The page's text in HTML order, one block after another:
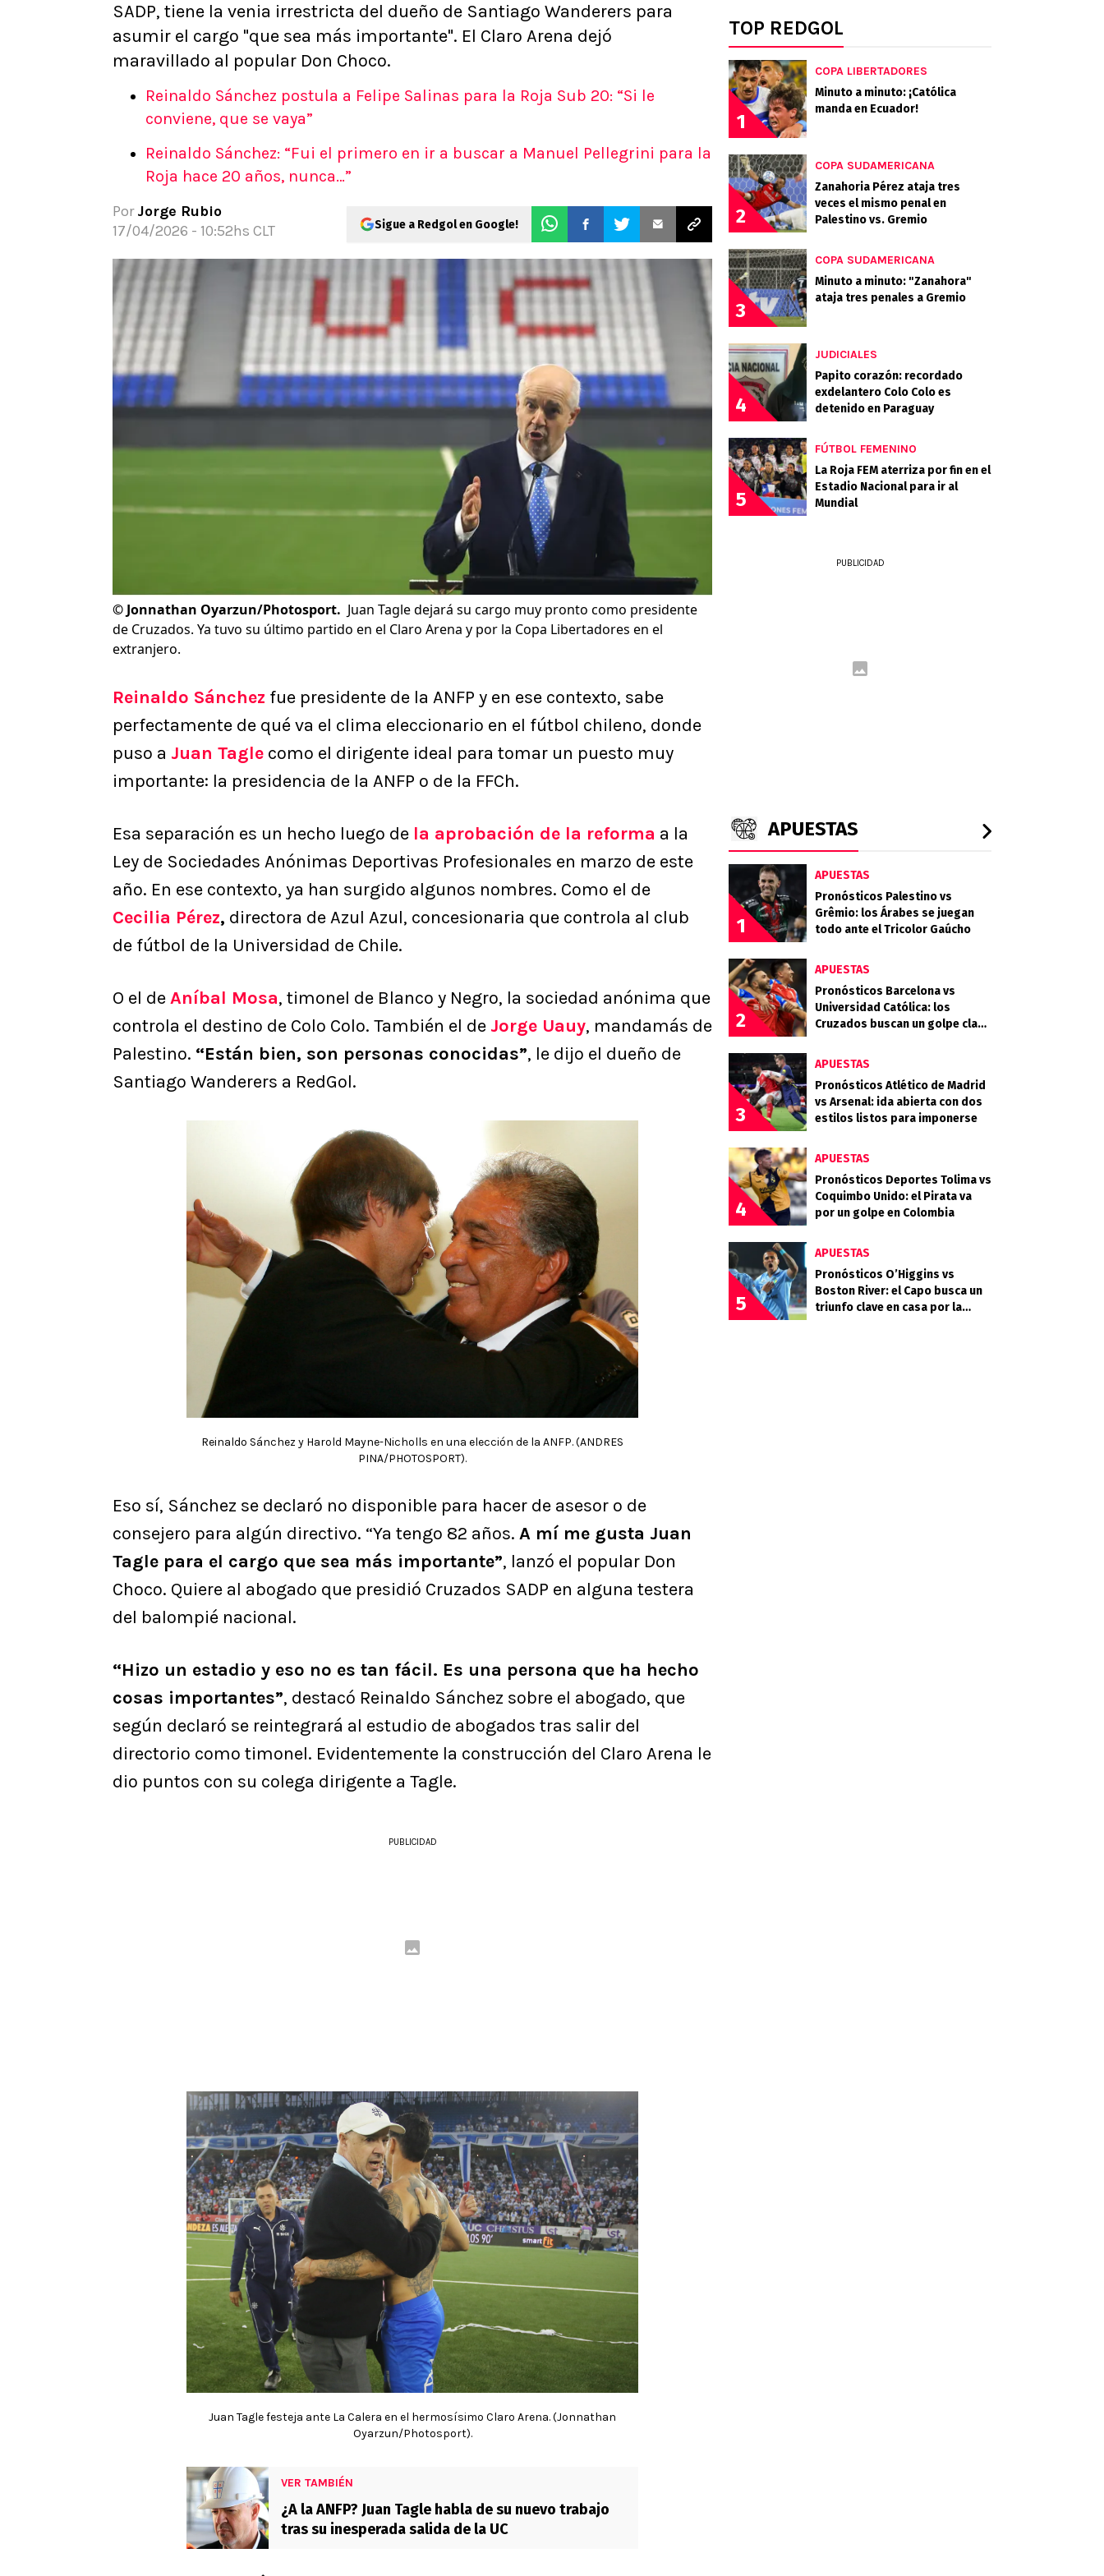
Apuestas Mundial 2026
SADP, tiene la venia irrestricta del dueño de Santiago Wanderers para
asumir el cargo "que sea más importante". El Claro Arena dejó
maravillado al popular Don Choco.
Reinaldo Sánchez postula a Felipe Salinas para la Roja Sub 20: “Si le
conviene, que se vaya”
Reinaldo Sánchez: “Fui el primero en ir a buscar a Manuel Pellegrini para la
Roja hace 20 años, nunca…”
Por Jorge Rubio
17/04/2026 - 10:52hs CLT
Sigue a Redgol en Google!
© Jonnathan Oyarzun/Photosport. Juan Tagle dejará su cargo muy pronto como presidente
de Cruzados. Ya tuvo su último partido en el Claro Arena y por la Copa Libertadores en el
extranjero.
Reinaldo Sánchez fue presidente de la ANFP y en ese contexto, sabe
perfectamente de qué va el clima eleccionario en el fútbol chileno, donde
puso a Juan Tagle como el dirigente ideal para tomar un puesto muy
importante: la presidencia de la ANFP o de la FFCh.
Esa separación es un hecho luego de la aprobación de la reforma a la
Ley de Sociedades Anónimas Deportivas Profesionales en marzo de este
año. En ese contexto, ya han surgido algunos nombres. Como el de
Cecilia Pérez, directora de Azul Azul, concesionaria que controla al club
de fútbol de la Universidad de Chile.
O el deAníbal Mosa, timonel de Blanco y Negro, la sociedad anónima que
controla el destino de Colo Colo. También el de Jorge Uauy, mandamás de
Palestino. “Están bien, son personas conocidas”, le dijo el dueño de
Santiago Wanderers a RedGol.
Reinaldo Sánchez y Harold Mayne-Nicholls en una elección de la ANFP. (ANDRES
PINA/PHOTOSPORT).
Eso sí, Sánchez se declaró no disponible para hacer de asesor o de
consejero para algún directivo. “Ya tengo 82 años. A mí me gusta Juan
Tagle para el cargo que sea más importante”, lanzó el popular Don
Choco. Quiere al abogado que presidió Cruzados SADP en alguna testera
del balompié nacional.
“Hizo un estadio y eso no es tan fácil. Es una persona que ha hecho
cosas importantes”, destacó Reinaldo Sánchez sobre el abogado, que
según declaró se reintegrará al estudio de abogados tras salir del
directorio como timonel. Evidentemente la construcción del Claro Arena le
dio puntos con su colega dirigente a Tagle.
PUBLICIDAD
Juan Tagle festeja ante La Calera en el hermosísimo Claro Arena. (Jonnathan
Oyarzun/Photosport).
VER TAMBIÉN
¿A la ANFP? Juan Tagle habla de su nuevo trabajo
tras su inesperada salida de la UC
TOP REDGOL
1
COPA LIBERTADORES
Minuto a minuto: ¡Católica
manda en Ecuador!
2
COPA SUDAMERICANA
Zanahoria Pérez ataja tres
veces el mismo penal en
Palestino vs. Gremio
3
COPA SUDAMERICANA
Minuto a minuto: "Zanahora"
ataja tres penales a Gremio
4
JUDICIALES
Papito corazón: recordado
exdelantero Colo Colo es
detenido en Paraguay
5
FÚTBOL FEMENINO
La Roja FEM aterriza por fin en el
Estadio Nacional para ir al
Mundial
PUBLICIDAD
APUESTAS
1
APUESTAS
Pronósticos Palestino vs
Grêmio: los Árabes se juegan
todo ante el Tricolor Gaúcho
2
APUESTAS
Pronósticos Barcelona vs
Universidad Católica: los
Cruzados buscan un golpe clave
3
APUESTAS
Pronósticos Atlético de Madrid
vs Arsenal: ida abierta con dos
estilos listos para imponerse
4
APUESTAS
Pronósticos Deportes Tolima vs
Coquimbo Unido: el Pirata va
por un golpe en Colombia
5
APUESTAS
Pronósticos O’Higgins vs
Boston River: el Capo busca un
triunfo clave en casa por la